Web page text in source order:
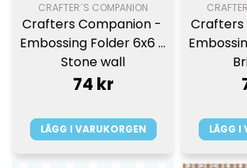
CRAFTER´S COMPANION
Crafters Companion -
Embossing Folder 6x6 -
Stone wall
74 kr
LÄGG I VARUKORGEN
Crafters
LÄGG I